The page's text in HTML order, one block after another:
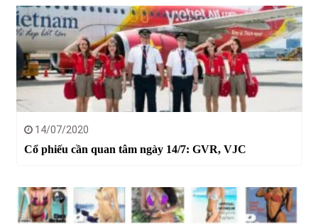
14/07/2020
Cổ phiếu cần quan tâm ngày 14/7: GVR, VJC